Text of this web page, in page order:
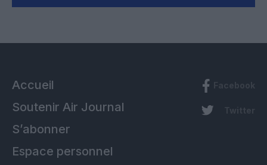
Accueil
Soutenir Air Journal
S’abonner
Espace personnel